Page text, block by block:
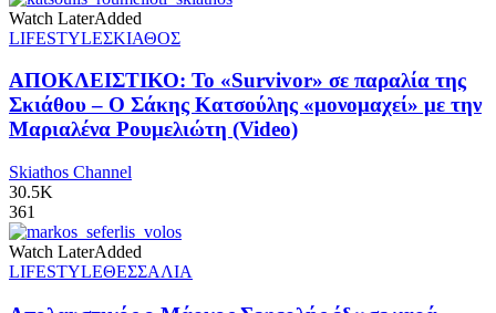
Watch LaterAdded
LIFESTYLEΣΚΙΑΘΟΣ
ΑΠΟΚΛΕΙΣΤΙΚΟ: Το «Survivor» σε παραλία της
Σκιάθου – Ο Σάκης Κατσούλης «μονομαχεί» με την
Μαριαλένα Ρουμελιώτη (Video)
Skiathos Channel
30.5K
361
Watch LaterAdded
LIFESTYLEΘΕΣΣΑΛΙΑ